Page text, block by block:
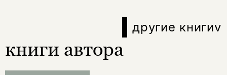
другие книгиv
книги автора